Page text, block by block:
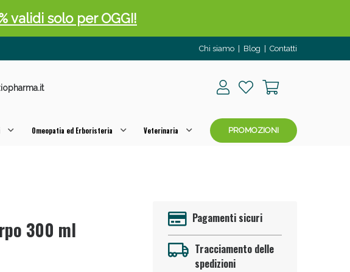
Chi siamo Blog Contatti
Omeopatia ed Erboristeria Veterinaria PROMOZIONI
300 ml Pagamenti sicuri
Tracciamento delle
spedizioni
validi solo per OGGI!
fino al 50%!